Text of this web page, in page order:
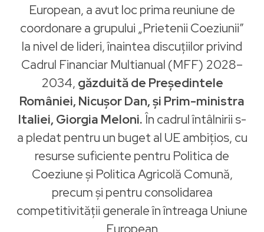
European, a avut loc prima reuniune de
coordonare a grupului „Prietenii Coeziunii”
la nivel de lideri, înaintea discuțiilor privind
Cadrul Financiar Multianual (MFF) 2028–
2034, găzduită de Președintele
României, Nicușor Dan, și Prim-ministra
Italiei, Giorgia Meloni. În cadrul întâlnirii s-
a pledat pentru un buget al UE ambițios, cu
resurse suficiente pentru Politica de
Coeziune și Politica Agricolă Comună,
precum și pentru consolidarea
competitivității generale în întreaga Uniune
European